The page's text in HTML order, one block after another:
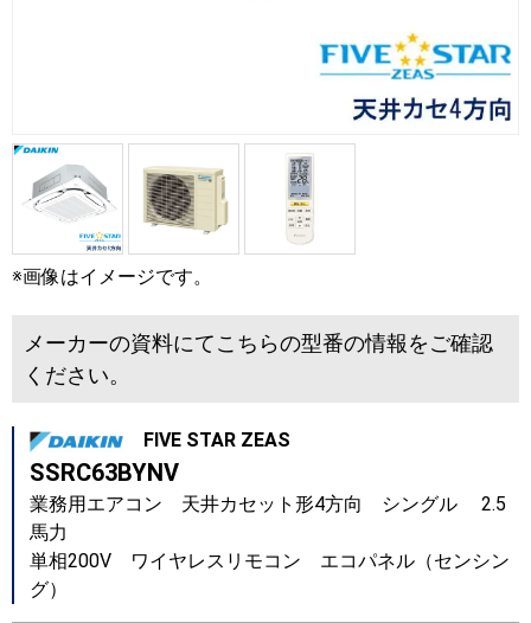
※画像はイメージです。
メーカーの資料にてこちらの型番の情報をご確認
ください。
FIVE STAR ZEAS
SSRC63BYNV
業務用エアコン 天井カセット形4方向 シングル 2.5
馬力
単相200V ワイヤレスリモコン エコパネル（センシン
グ）